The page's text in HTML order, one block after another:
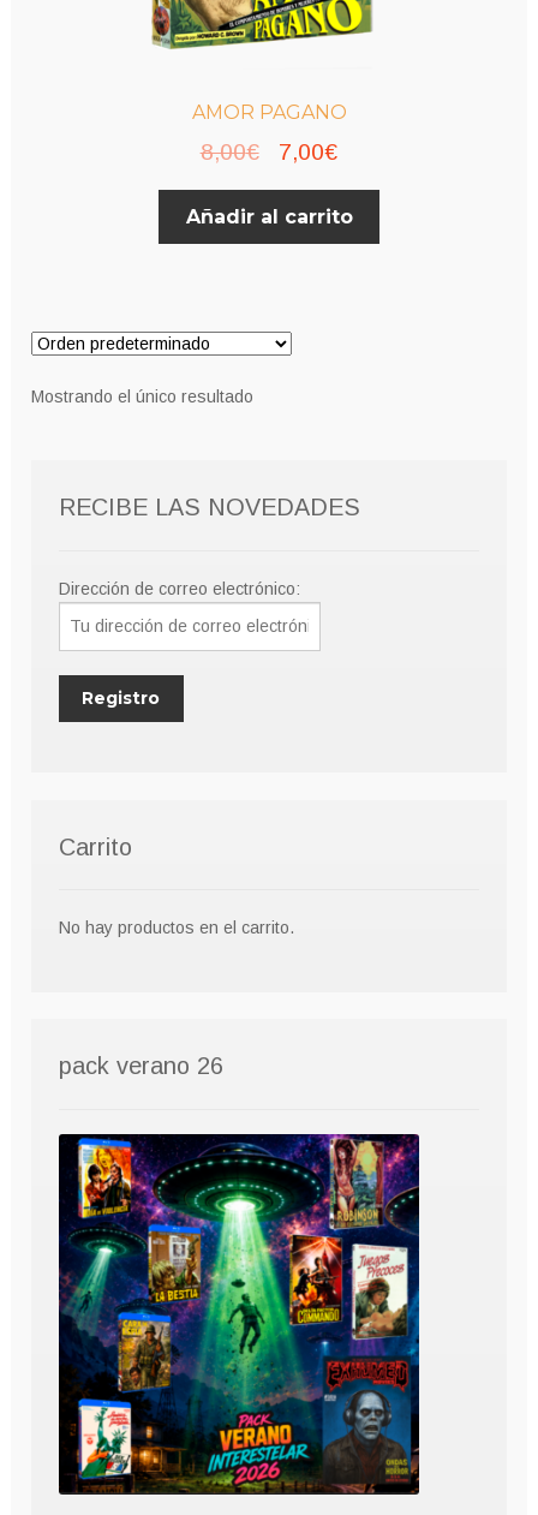
AMOR PAGANO
8,00€
El
precio
original
7,00€El
precio
actual
Añadir al carrito
Mostrando el único resultado
RECIBE LAS NOVEDADES
Dirección de correo electrónico:
Carrito
No hay productos en el carrito.
pack verano 26